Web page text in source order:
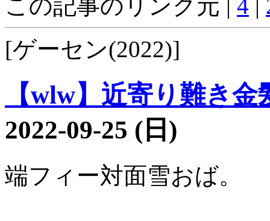
この記事のリンク元 | 4
[ゲーセン(2022)]
【wlw】近寄り難き
2022-09-25 (日)
端フィー対面雪おば。